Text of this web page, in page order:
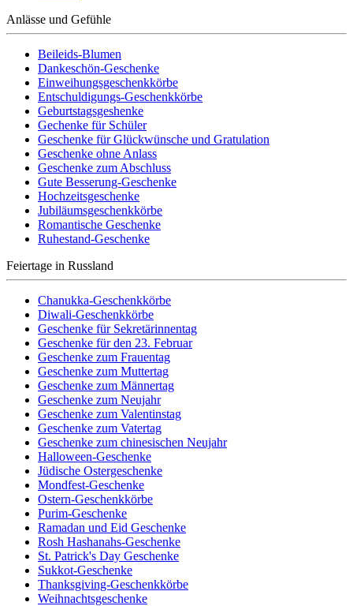
Anlässe und Gefühle
Beileids-Blumen
Dankeschön-Geschenke
Einweihungsgeschenkkörbe
Entschuldigungs-Geschenkkörbe
Geburtstagsgeshenke
Gechenke für Schüler
Geschenke für Glückwünsche und Gratulation
Geschenke ohne Anlass
Geschenke zum Abschluss
Gute Besserung-Geschenke
Hochzeitsgeschenke
Jubiläumsgeschenkkörbe
Romantische Geschenke
Ruhestand-Geschenke
Feiertage in Russland
Chanukka-Geschenkkörbe
Diwali-Geschenkkörbe
Geschenke für Sekretärinnentag
Geschenke für den 23. Februar
Geschenke zum Frauentag
Geschenke zum Muttertag
Geschenke zum Männertag
Geschenke zum Neujahr
Geschenke zum Valentinstag
Geschenke zum Vatertag
Geschenke zum chinesischen Neujahr
Halloween-Geschenke
Jüdische Ostergeschenke
Mondfest-Geschenke
Ostern-Geschenkkörbe
Purim-Geschenke
Ramadan und Eid Geschenke
Rosh Hashanahs-Geschenke
St. Patrick's Day Geschenke
Sukkot-Geschenke
Thanksgiving-Geschenkkörbe
Weihnachtsgeschenke